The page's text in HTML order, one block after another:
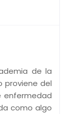
de la
proviene del
enfermedad
como algo